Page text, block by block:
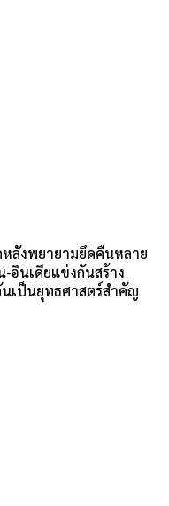
ลังพยายามยึดคืนหลาย
อินเดียแข่งกันสร้าง
นเป็นยุทธศาสตร์สำคัญ